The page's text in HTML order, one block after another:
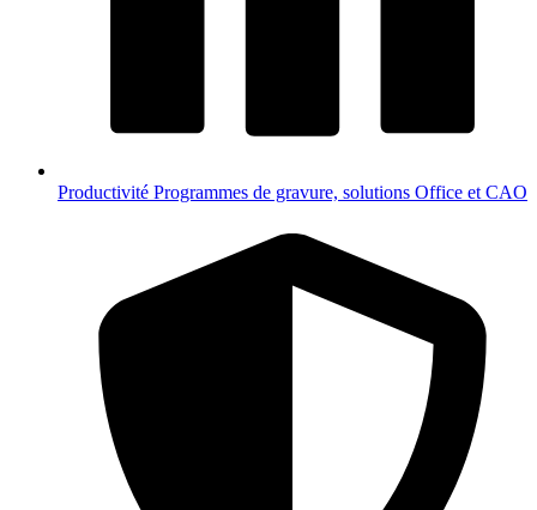
Productivité Programmes de gravure, solutions Office et CAO